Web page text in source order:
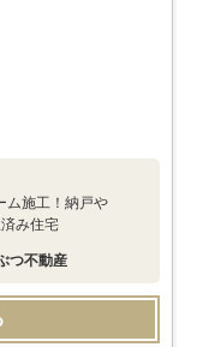
ム施工！納戸や
み住宅
つ不動産